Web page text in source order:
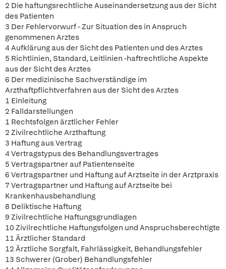
2 Die haftungsrechtliche Auseinandersetzung aus der Sicht
des Patienten
3 Der Fehlervorwurf - Zur Situation des in Anspruch
genommenen Arztes
4 Aufklärung aus der Sicht des Patienten und des Arztes
5 Richtlinien, Standard, Leitlinien -haftrechtliche Aspekte
aus der Sicht des Arztes
6 Der medizinische Sachverständige im
Arzthaftpflichtverfahren aus der Sicht des Arztes
1 Einleitung
2 Falldarstellungen
1 Rechtsfolgen ärztlicher Fehler
2 Zivilrechtliche Arzthaftung
3 Haftung aus Vertrag
4 Vertragstypus des Behandlungsvertrages
5 Vertragspartner auf Patientenseite
6 Vertragspartner und Haftung auf Arztseite in der Arztpraxis
7 Vertragspartner und Haftung auf Arztseite bei
Krankenhausbehandlung
8 Deliktische Haftung
9 Zivilrechtliche Haftungsgrundlagen
10 Zivilrechtliche Haftungsfolgen und Anspruchsberechtigte
11 Ärztlicher Standard
12 Ärztliche Sorgfalt, Fahrlässigkeit, Behandlungsfehler
13 Schwerer (Grober) Behandlungsfehler